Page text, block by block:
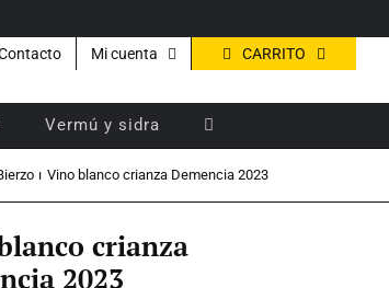
Mi cuenta CARRITO
Vermú y sidra
Vino blanco crianza Demencia 2023
crianza
2023